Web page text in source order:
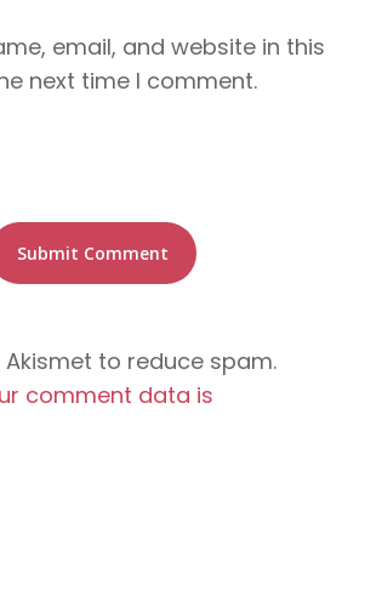
email, and website in this
next time I comment.
Akismet to reduce spam.
comment data is